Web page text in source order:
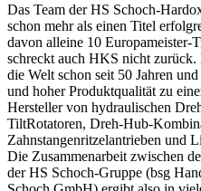
Das Team der HS Schoch-
schon mehr als einen Titel
davon alleine 10 Europameister-
schreckt auch HKS nicht zurück.
die Welt schon seit 50 Jahren
und hoher Produktqualität zu
Hersteller von hydraulischen
TiltRotatoren, Dreh-Hub-
Zahnstangenritzelantrieben und
Die Zusammenarbeit zwischen
der HS Schoch-Gruppe (bsg